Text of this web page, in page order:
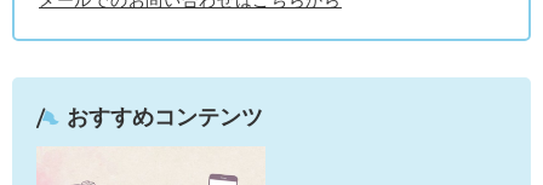
おすすめコンテンツ